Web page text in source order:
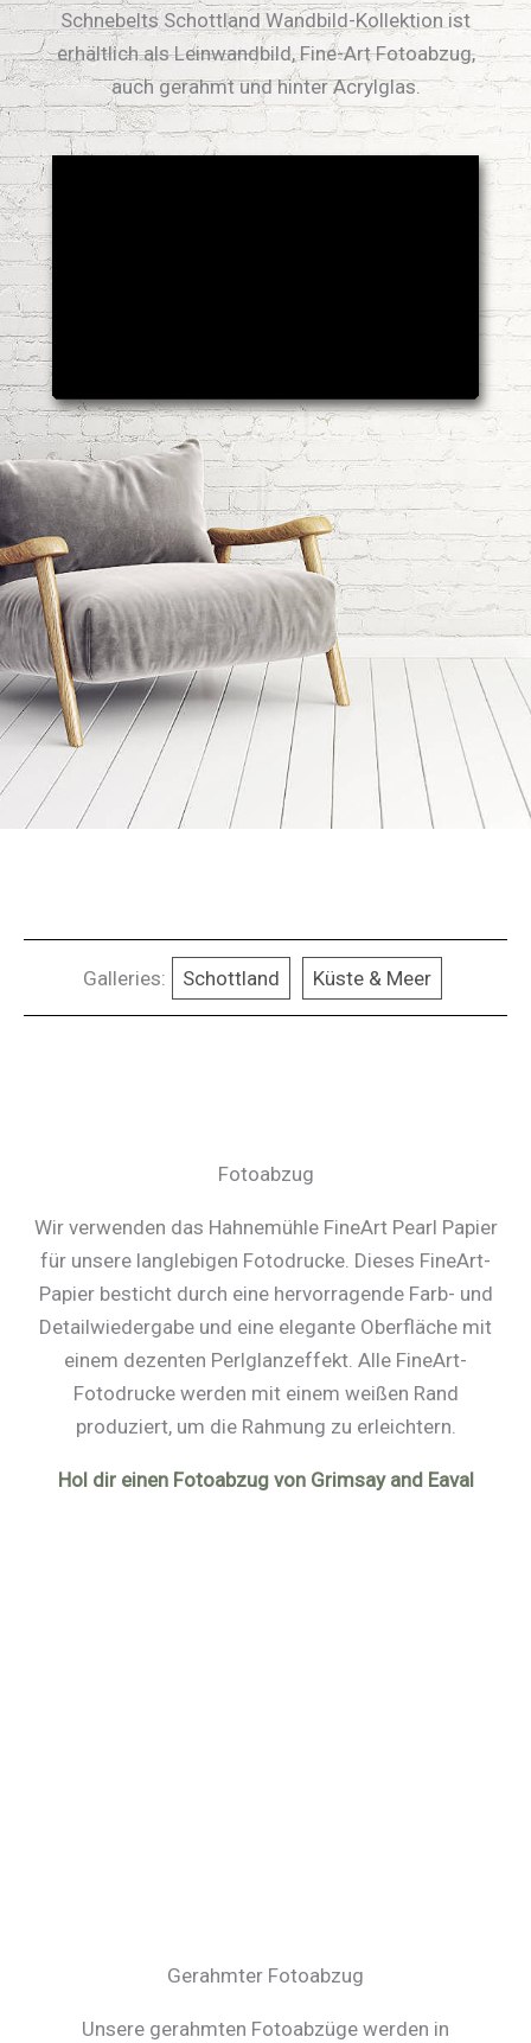
Schnebelts Schottland Wandbild-Kollektion ist
erhältlich als Leinwandbild, Fine-Art Fotoabzug,
auch gerahmt und hinter Acrylglas.
Galleries: Schottland Küste & Meer
Fotoabzug
Wir verwenden das Hahnemühle FineArt Pearl Papier
für unsere langlebigen Fotodrucke. Dieses FineArt-
Papier besticht durch eine hervorragende Farb- und
Detailwiedergabe und eine elegante Oberfläche mit
einem dezenten Perlglanzeffekt. Alle FineArt-
Fotodrucke werden mit einem weißen Rand
produziert, um die Rahmung zu erleichtern.
Hol dir einen Fotoabzug von Grimsay and Eaval
Gerahmter Fotoabzug
Unsere gerahmten Fotoabzüge werden in